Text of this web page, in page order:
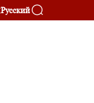
Русский